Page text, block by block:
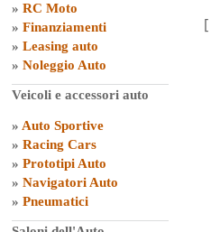
» RC Moto
» Finanziamenti
» Leasing auto
» Noleggio Auto
Veicoli e accessori auto
» Auto Sportive
» Racing Cars
» Prototipi Auto
» Navigatori Auto
» Pneumatici
[